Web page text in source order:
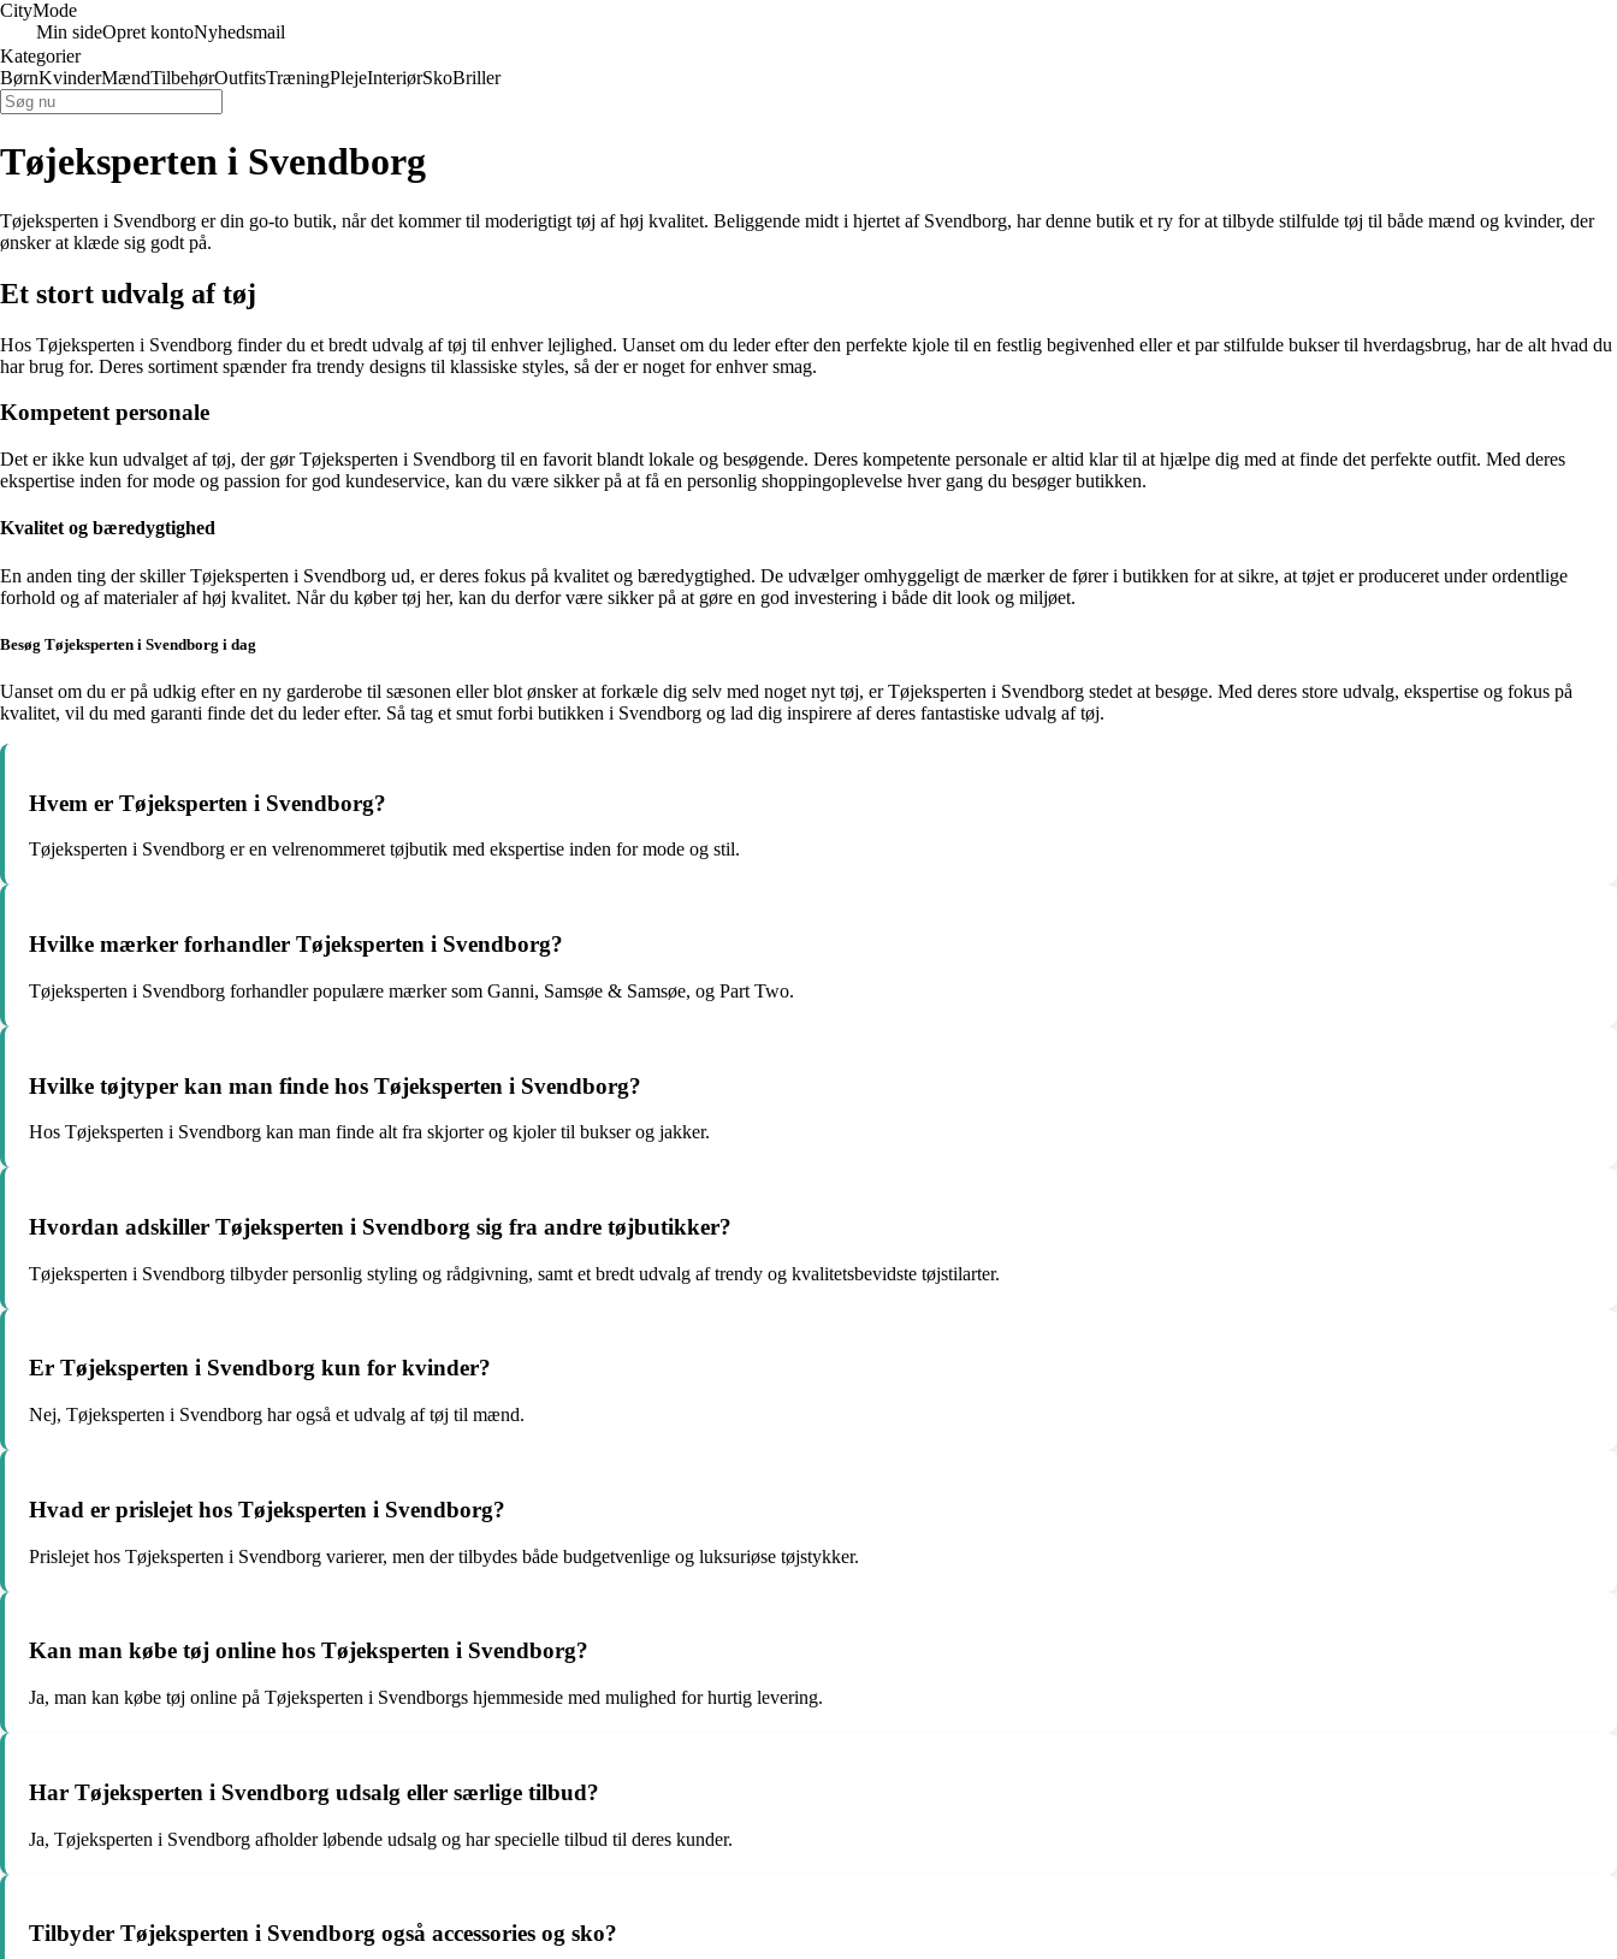
CityMode
Min sideOpret kontoNyhedsmail
Kategorier
BørnKvinderMændTilbehørOutfitsTræningPlejeInteriørSkoBriller
Tøjeksperten i Svendborg
Tøjeksperten i Svendborg er din go-to butik, når det kommer til moderigtigt tøj af høj kvalitet. Beliggende midt i hjertet af Svendborg, har denne butik et ry for at tilbyde stilfulde tøj til både mænd og kvinder, der
ønsker at klæde sig godt på.
Et stort udvalg af tøj
Hos Tøjeksperten i Svendborg finder du et bredt udvalg af tøj til enhver lejlighed. Uanset om du leder efter den perfekte kjole til en festlig begivenhed eller et par stilfulde bukser til hverdagsbrug, har de alt hvad du
har brug for. Deres sortiment spænder fra trendy designs til klassiske styles, så der er noget for enhver smag.
Kompetent personale
Det er ikke kun udvalget af tøj, der gør Tøjeksperten i Svendborg til en favorit blandt lokale og besøgende. Deres kompetente personale er altid klar til at hjælpe dig med at finde det perfekte outfit. Med deres
ekspertise inden for mode og passion for god kundeservice, kan du være sikker på at få en personlig shoppingoplevelse hver gang du besøger butikken.
Kvalitet og bæredygtighed
En anden ting der skiller Tøjeksperten i Svendborg ud, er deres fokus på kvalitet og bæredygtighed. De udvælger omhyggeligt de mærker de fører i butikken for at sikre, at tøjet er produceret under ordentlige
forhold og af materialer af høj kvalitet. Når du køber tøj her, kan du derfor være sikker på at gøre en god investering i både dit look og miljøet.
Besøg Tøjeksperten i Svendborg i dag
Uanset om du er på udkig efter en ny garderobe til sæsonen eller blot ønsker at forkæle dig selv med noget nyt tøj, er Tøjeksperten i Svendborg stedet at besøge. Med deres store udvalg, ekspertise og fokus på
kvalitet, vil du med garanti finde det du leder efter. Så tag et smut forbi butikken i Svendborg og lad dig inspirere af deres fantastiske udvalg af tøj.
Hvem er Tøjeksperten i Svendborg?
Tøjeksperten i Svendborg er en velrenommeret tøjbutik med ekspertise inden for mode og stil.
Hvilke mærker forhandler Tøjeksperten i Svendborg?
Tøjeksperten i Svendborg forhandler populære mærker som Ganni, Samsøe & Samsøe, og Part Two.
Hvilke tøjtyper kan man finde hos Tøjeksperten i Svendborg?
Hos Tøjeksperten i Svendborg kan man finde alt fra skjorter og kjoler til bukser og jakker.
Hvordan adskiller Tøjeksperten i Svendborg sig fra andre tøjbutikker?
Tøjeksperten i Svendborg tilbyder personlig styling og rådgivning, samt et bredt udvalg af trendy og kvalitetsbevidste tøjstilarter.
Er Tøjeksperten i Svendborg kun for kvinder?
Nej, Tøjeksperten i Svendborg har også et udvalg af tøj til mænd.
Hvad er prislejet hos Tøjeksperten i Svendborg?
Prislejet hos Tøjeksperten i Svendborg varierer, men der tilbydes både budgetvenlige og luksuriøse tøjstykker.
Kan man købe tøj online hos Tøjeksperten i Svendborg?
Ja, man kan købe tøj online på Tøjeksperten i Svendborgs hjemmeside med mulighed for hurtig levering.
Har Tøjeksperten i Svendborg udsalg eller særlige tilbud?
Ja, Tøjeksperten i Svendborg afholder løbende udsalg og har specielle tilbud til deres kunder.
Tilbyder Tøjeksperten i Svendborg også accessories og sko?